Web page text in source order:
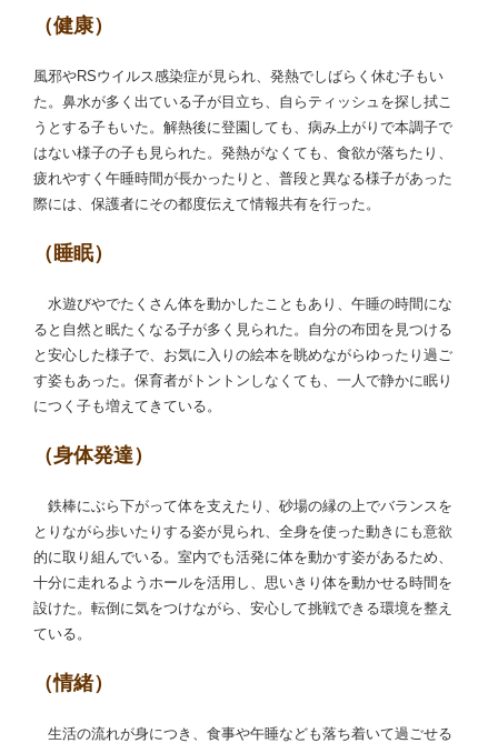
（健康）
風邪やRSウイルス感染症が見られ、発熱でしばらく休む子もい
た。鼻水が多く出ている子が目立ち、自らティッシュを探し拭こ
うとする子もいた。解熱後に登園しても、病み上がりで本調子で
はない様子の子も見られた。発熱がなくても、食欲が落ちたり、
疲れやすく午睡時間が長かったりと、普段と異なる様子があった
際には、保護者にその都度伝えて情報共有を行った。
（睡眠）
水遊びやでたくさん体を動かしたこともあり、午睡の時間にな
ると自然と眠たくなる子が多く見られた。自分の布団を見つける
と安心した様子で、お気に入りの絵本を眺めながらゆったり過ご
す姿もあった。保育者がトントンしなくても、一人で静かに眠り
につく子も増えてきている。
（身体発達）
鉄棒にぶら下がって体を支えたり、砂場の縁の上でバランスを
とりながら歩いたりする姿が見られ、全身を使った動きにも意欲
的に取り組んでいる。室内でも活発に体を動かす姿があるため、
十分に走れるようホールを活用し、思いきり体を動かせる時間を
設けた。転倒に気をつけながら、安心して挑戦できる環境を整え
ている。
（情緒）
生活の流れが身につき、食事や午睡なども落ち着いて過ごせる